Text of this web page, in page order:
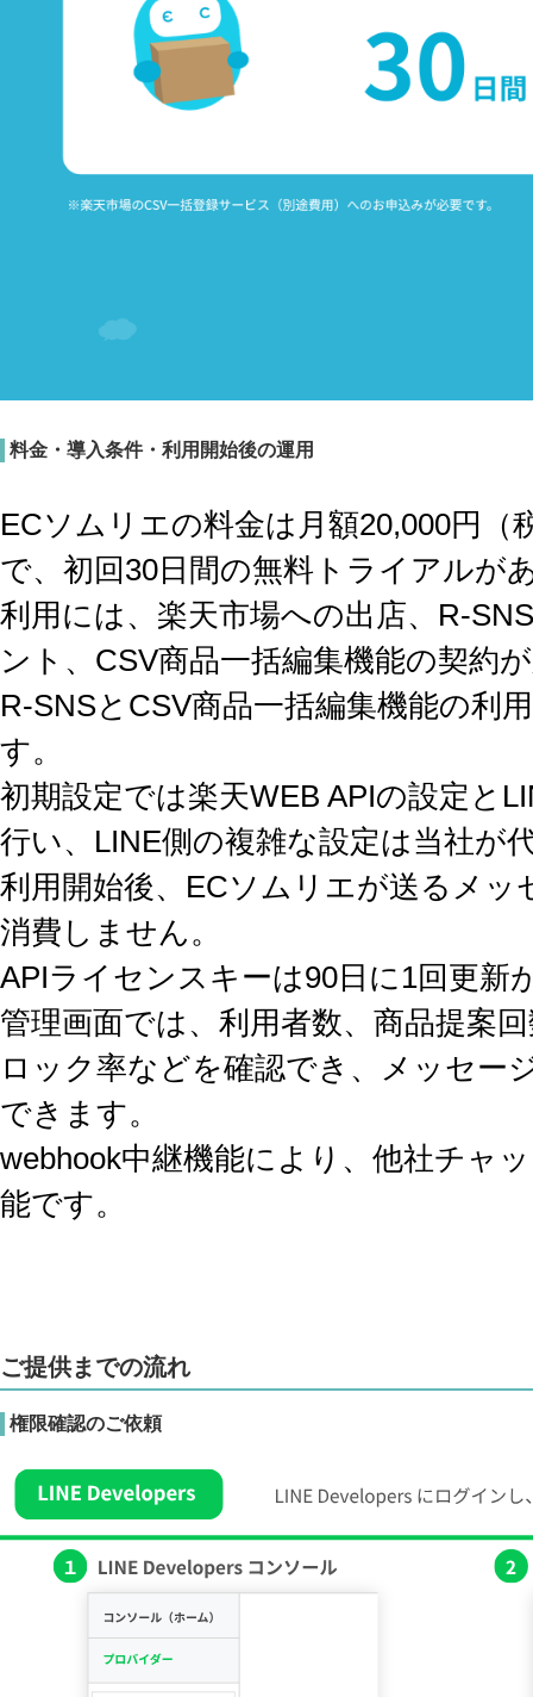
料金・導入条件・利用開始後の運用
ECソムリエの料金は月額20,000円（
で、初回30日間の無料トライアルが
利用には、楽天市場への出店、R-
ント、CSV商品一括編集機能の契約
R-SNSとCSV商品一括編集機能の利
す。
初期設定では楽天WEB APIの設定と
行い、LINE側の複雑な設定は当社が
利用開始後、ECソムリエが送るメッ
消費しません。
APIライセンスキーは90日に1回更新
管理画面では、利用者数、商品提案
ロック率などを確認でき、メッセー
できます。
webhook中継機能により、他社チャ
能です。
ご提供までの流れ
権限確認のご依頼